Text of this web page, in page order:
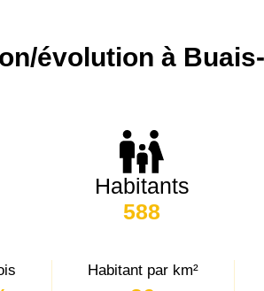
3 382 € 14 €
évolution à
Habitants
588
Habitant par km²